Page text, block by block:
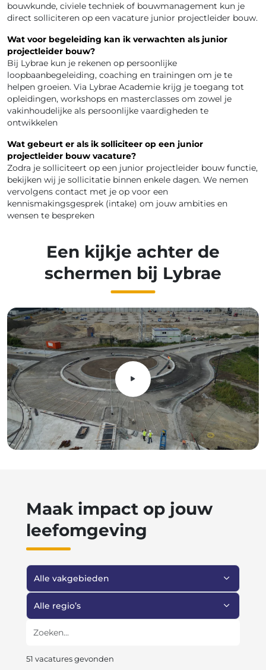
bouwkunde, civiele techniek of bouwmanagement kun je
direct solliciteren op een vacature junior projectleider bouw.
Wat voor begeleiding kan ik verwachten als junior
projectleider bouw?
Bij Lybrae kun je rekenen op persoonlijke
loopbaanbegeleiding, coaching en trainingen om je te
helpen groeien. Via Lybrae Academie krijg je toegang tot
opleidingen, workshops en masterclasses om zowel je
vakinhoudelijke als persoonlijke vaardigheden te
ontwikkelen
Wat gebeurt er als ik solliciteer op een junior
projectleider bouw vacature?
Zodra je solliciteert op een junior projectleider bouw functie,
bekijken wij je sollicitatie binnen enkele dagen. We nemen
vervolgens contact met je op voor een
kennismakingsgesprek (intake) om jouw ambities en
wensen te bespreken
Een kijkje achter de
schermen bij Lybrae
Maak impact op jouw
leefomgeving
Filter op vakgebied
Filter op regio
Zoeken
51 vacatures gevonden